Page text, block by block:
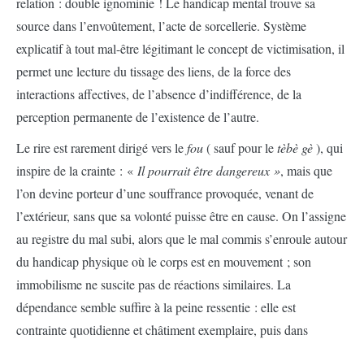
source dans l’envoûtement, l’acte de sorcellerie. Système
explicatif à tout mal-être légitimant le concept de victimisation, il
permet une lecture du tissage des liens, de la force des
interactions affectives, de l’absence d’indifférence, de la
perception permanente de l’existence de l’autre.
Le rire est rarement dirigé vers lefou( sauf pour letèbè gè), qui
inspire de la crainte : « Il pourrait être dangereux », mais que
l’on devine porteur d’une souffrance provoquée, venant de
l’extérieur, sans que sa volonté puisse être en cause. On l’assigne
au registre du mal subi, alors que le mal commis s’enroule autour
du handicap physique où le corps est en mouvement ; son
immobilisme ne suscite pas de réactions similaires. La
dépendance semble suffire à la peine ressentie : elle est
contrainte quotidienne et châtiment exemplaire, puis dans